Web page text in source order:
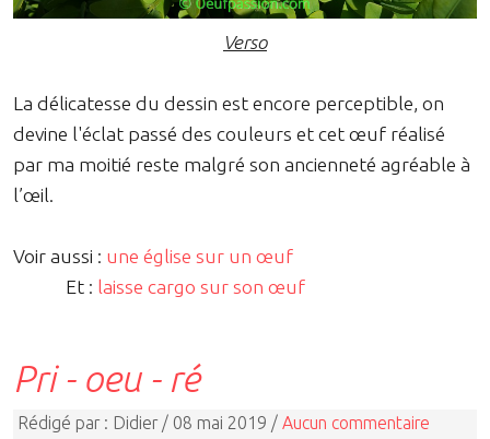
Verso
La délicatesse du dessin est encore perceptible, on
devine l'éclat passé des couleurs et cet œuf réalisé
par ma moitié reste malgré son ancienneté agréable à
l’œil.
Voir aussi : une église sur un œuf
Et : laisse cargo sur son œuf
Pri - oeu - ré
Rédigé par : Didier / 08 mai 2019 / Aucun commentaire